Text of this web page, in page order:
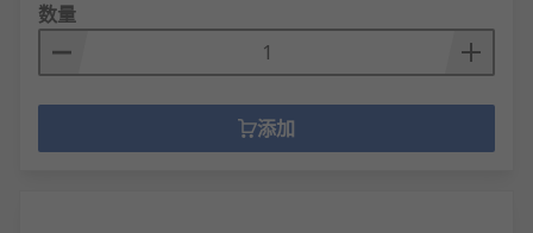
安防监控：摄像头的日夜模式切换，报警器的
灵敏度调节，门禁系统的权限设置。
机的运行模式选择，环境监测设备的参数设
置。
数量
添加